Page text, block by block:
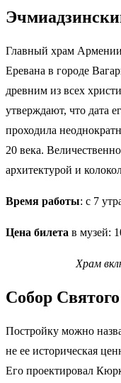
Главный храм
Еревана в городе
древним из всех
утверждают, что дата
проходила
20 века.
архитектурой и
Время работы: с 7
Цена билета в музей:
Храм
Собор
Постройку можно
не ее историческая
Его проектировал